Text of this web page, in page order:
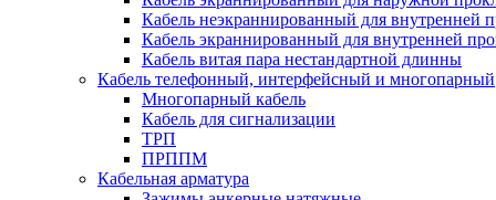
Кабель неэкраннированный для внутренней
Кабель экраннированный для внутренней
Кабель витая пара нестандартной длинны
Кабель телефонный, интерфейсный и многопарный
Многопарный кабель
Кабель для сигнализации
ТРП
ПРППМ
Кабельная арматура